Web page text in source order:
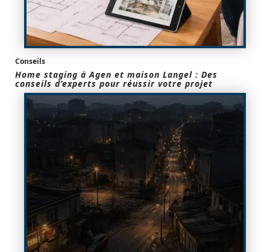
Conseils
Home staging à Agen et maison Langel : Des
conseils d’experts pour réussir votre projet